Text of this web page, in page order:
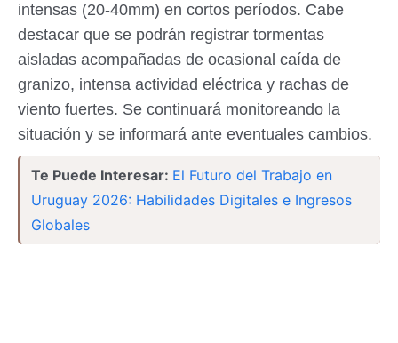
intensas (20-40mm) en cortos períodos. Cabe
destacar que se podrán registrar tormentas
aisladas acompañadas de ocasional caída de
granizo, intensa actividad eléctrica y rachas de
viento fuertes. Se continuará monitoreando la
situación y se informará ante eventuales cambios.
Te Puede Interesar: El Futuro del Trabajo en
Uruguay 2026: Habilidades Digitales e Ingresos
Globales